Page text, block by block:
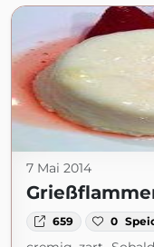
7 Mai 2014
659 0